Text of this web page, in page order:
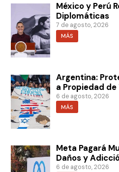
México y Perú
Diplomáticas
7 de agosto, 2026
MÁS
Argentina:
a Propiedad
6 de agosto, 2026
MÁS
Meta Pagará
Daños y
6 de agosto, 2026